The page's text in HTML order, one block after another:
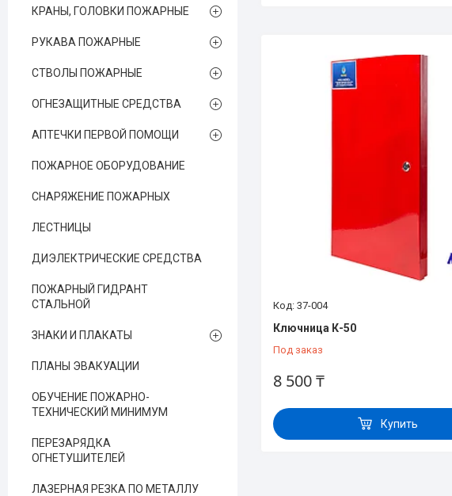
37-004
Ключница К-50
Под заказ
8 500 ₸
Купить
КРАНЫ, ГОЛОВКИ ПОЖАРНЫЕ
РУКАВА ПОЖАРНЫЕ
СТВОЛЫ ПОЖАРНЫЕ
ОГНЕЗАЩИТНЫЕ СРЕДСТВА
АПТЕЧКИ ПЕРВОЙ ПОМОЩИ
ПОЖАРНОЕ ОБОРУДОВАНИЕ
СНАРЯЖЕНИЕ ПОЖАРНЫХ
ЛЕСТНИЦЫ
ДИЭЛЕКТРИЧЕСКИЕ СРЕДСТВА
ПОЖАРНЫЙ ГИДРАНТ
СТАЛЬНОЙ
ЗНАКИ И ПЛАКАТЫ
ПЛАНЫ ЭВАКУАЦИИ
ОБУЧЕНИЕ ПОЖАРНО-
ТЕХНИЧЕСКИЙ МИНИМУМ
ПЕРЕЗАРЯДКА
ОГНЕТУШИТЕЛЕЙ
ЛАЗЕРНАЯ РЕЗКА ПО МЕТАЛЛУ